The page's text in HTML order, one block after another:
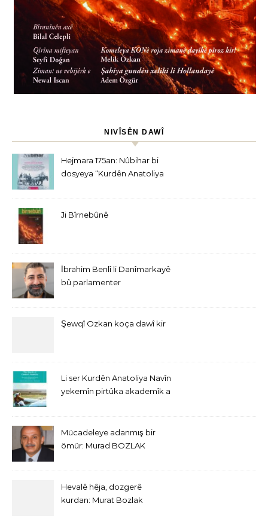
NIVÎSÊN DAWÎ
Hejmara 175an: Nûbihar bi
dosyeya “Kurdên Anatoliya
Ji Bîrnebûnê
İbrahim Benlî li Danîmarkayê
bû parlamenter
Şewqî Ozkan koça dawî kir
Li ser Kurdên Anatoliya Navîn
yekemîn pirtûka akademîk a
Mücadeleye adanmış bir
ömür: Murad BOZLAK
Hevalê hêja, dozgerê
kurdan: Murat Bozlak